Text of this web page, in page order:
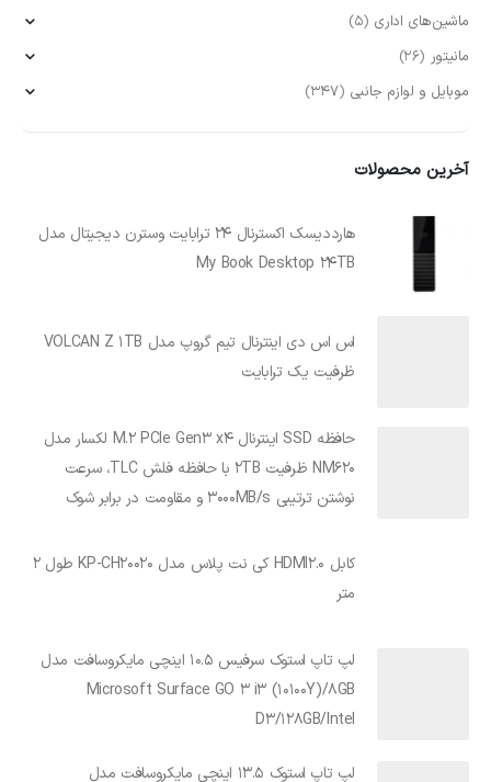
ماشین‌های اداری (5)
مانیتور (26)
موبایل و لوازم جانبی (347)
آخرین محصولات
هارددیسک اکسترنال 24 ترابایت وسترن دیجیتال مدل
My Book Desktop 24TB
اس اس دی اینترنال تیم گروپ مدل VOLCAN Z 1TB
ظرفیت یک ترابایت
حافظه SSD اینترنال M.2 PCIe Gen3 x4 لکسار مدل
NM620 ظرفیت 2TB با حافظه فلش TLC، سرعت
نوشتن ترتیبی 3000MB/s و مقاومت در برابر شوک
کابل HDMI2.0 کی نت پلاس مدل KP-CH20020 طول 2
متر
لپ تاپ استوک سرفیس 10.5 اینچی مایکروسافت مدل
Microsoft Surface GO 3 i3 (10100Y)/8GB
D3/128GB/Intel
لپ تاپ استوک 13.5 اینچی مایکروسافت مدل